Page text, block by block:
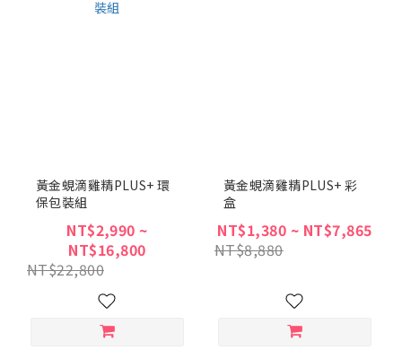
黃金蜆滴雞精PLUS+ 環
保包裝組
NT$2,990 ~
NT$16,800
NT$22,800
黃金蜆滴雞精PLUS+ 彩
盒
NT$1,380 ~ NT$7,865
NT$8,880